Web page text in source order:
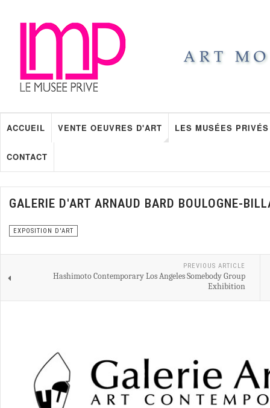
ACCUEIL VENTE OEUVRES D'ART LES MUSÉES PRIVÉS
CONTACT
GALERIE D'ART ARNAUD BARD BOULOGNE-
EXPOSITION D'ART
PREVIOUS ARTICLE
Hashimoto Contemporary Los Angeles Somebody Group
Exhibition